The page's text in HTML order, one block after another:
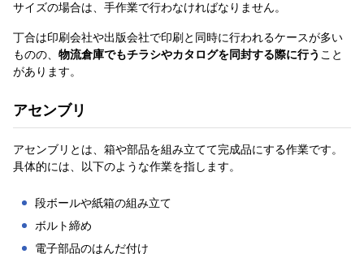
サイズの場合は、手作業で行わなければなりません。
丁合は印刷会社や出版会社で印刷と同時に行われるケースが多い
ものの、 物流倉庫でもチラシやカタログを同封する際に行う こと
があります。
アセンブリ
アセンブリとは、箱や部品を組み立てて完成品にする作業です。
具体的には、以下のような作業を指します。
段ボールや紙箱の組み立て
ボルト締め
電子部品のはんだ付け